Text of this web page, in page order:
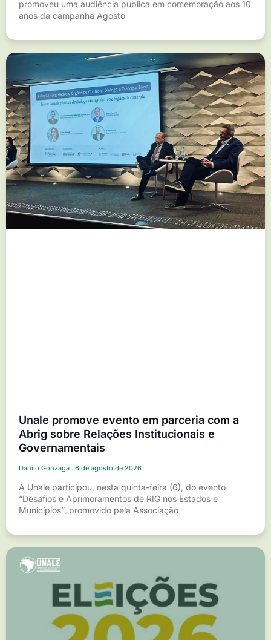
promoveu uma audiência pública em comemoração aos 10
anos da campanha Agosto
Unale promove evento em parceria com a
Abrig sobre Relações Institucionais e
Governamentais
Danilo Gonzaga 6 de agosto de 2026
A Unale participou, nesta quinta-feira (6), do evento
“Desafios e Aprimoramentos de RIG nos Estados e
Municípios”, promovido pela Associação